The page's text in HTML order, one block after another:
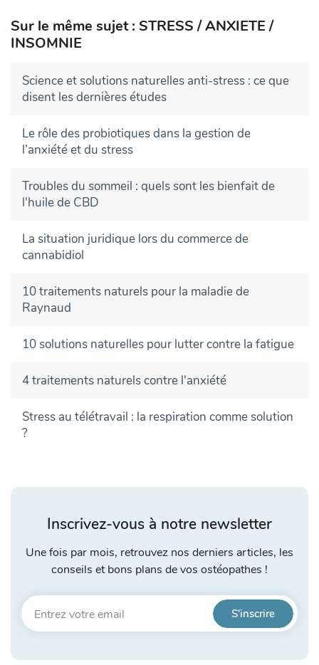
Sur le même sujet : STRESS / ANXIETE /
INSOMNIE
Science et solutions naturelles anti-stress : ce que
disent les dernières études
Le rôle des probiotiques dans la gestion de
l’anxiété et du stress
Troubles du sommeil : quels sont les bienfait de
l'huile de CBD
La situation juridique lors du commerce de
cannabidiol
10 traitements naturels pour la maladie de
Raynaud
10 solutions naturelles pour lutter contre la fatigue
4 traitements naturels contre l'anxiété
Stress au télétravail : la respiration comme solution
?
Inscrivez-vous à notre newsletter
Une fois par mois, retrouvez nos derniers articles, les
conseils et bons plans de vos ostéopathes !